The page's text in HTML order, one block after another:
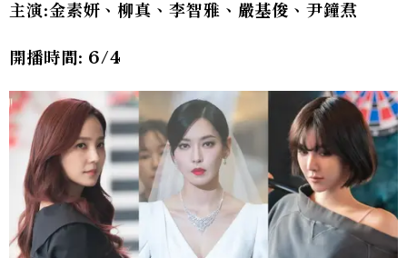
主演:金素妍、柳真、李智雅、嚴基俊、尹鐘焄
開播時間: 6/4